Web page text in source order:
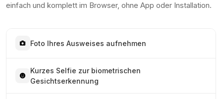
einfach und komplett im Browser, ohne App oder Installation.
Foto Ihres Ausweises aufnehmen
Kurzes Selfie zur biometrischen
Gesichtserkennung